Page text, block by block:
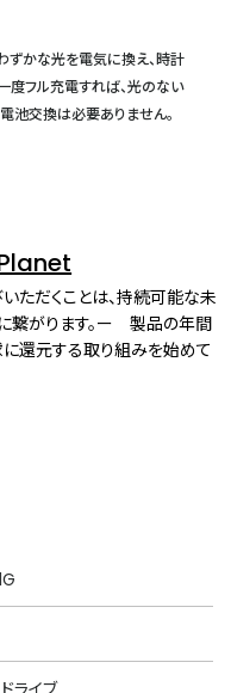
ずかな光を電気に換え、時計
度フル充電すれば、光のない
池交換は必要ありません。
ただくことは、持続可能な未
繋がります。ー 製品の年間
還元する取り組みを始めて